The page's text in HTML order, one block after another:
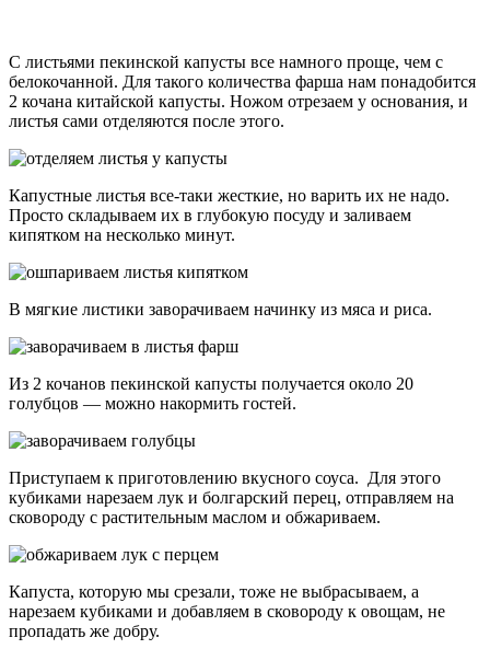
C листьями пекинской капусты все намного проще, чем с
белокочанной. Для такого количества фарша нам понадобится
2 кочана китайской капусты. Ножом отрезаем у основания, и
листья сами отделяются после этого.
Капустные листья все-таки жесткие, но варить их не надо.
Просто складываем их в глубокую посуду и заливаем
кипятком на несколько минут.
В мягкие листики заворачиваем начинку из мяса и риса.
Из 2 кочанов пекинской капусты получается около 20
голубцов — можно накормить гостей.
Приступаем к приготовлению вкусного соуса. Для этого
кубиками нарезаем лук и болгарский перец, отправляем на
сковороду с растительным маслом и обжариваем.
Капуста, которую мы срезали, тоже не выбрасываем, а
нарезаем кубиками и добавляем в сковороду к овощам, не
пропадать же добру.